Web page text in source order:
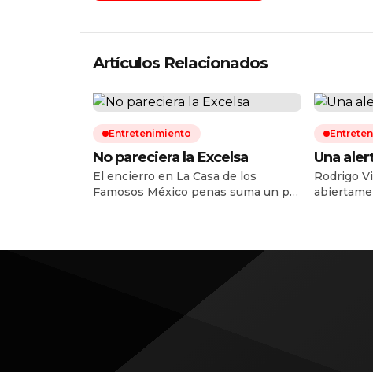
Artículos Relacionados
Entretenimiento
No pareciera la Excelsa
El encierro en La Casa de los
Famosos México penas suma un par
confesionario de viejas rencillas y
Una
Rodrigo
a las
que
punto de
una